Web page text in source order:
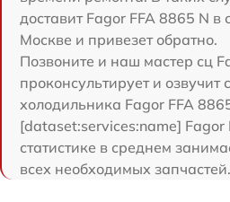
доставит Fagor FFA 8865 N в
Москве и привезет обратно.
Позвоните и наш мастер сц
проконсультирует и озвучит
холодильника Fagor FFA
[dataset:services:name]
статистике в среднем
всех необходимых запчастей.